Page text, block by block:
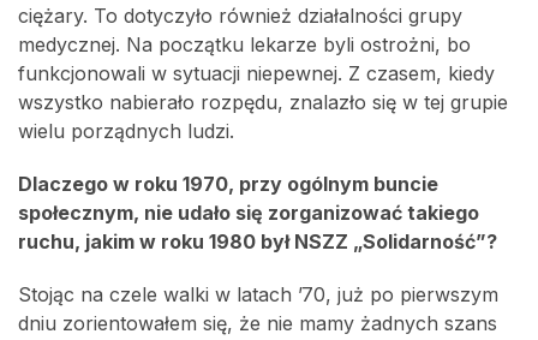
ciężary. To dotyczyło również działalności grupy
medycznej. Na początku lekarze byli ostrożni, bo
funkcjonowali w sytuacji niepewnej. Z czasem, kiedy
wszystko nabierało rozpędu, znalazło się w tej grupie
wielu porządnych ludzi.
Dlaczego w roku 1970, przy ogólnym buncie
społecznym, nie udało się zorganizować takiego
ruchu, jakim w roku 1980 był NSZZ „Solidarność”?
Stojąc na czele walki w latach ’70, już po pierwszym
dniu zorientowałem się, że nie mamy żadnych szans